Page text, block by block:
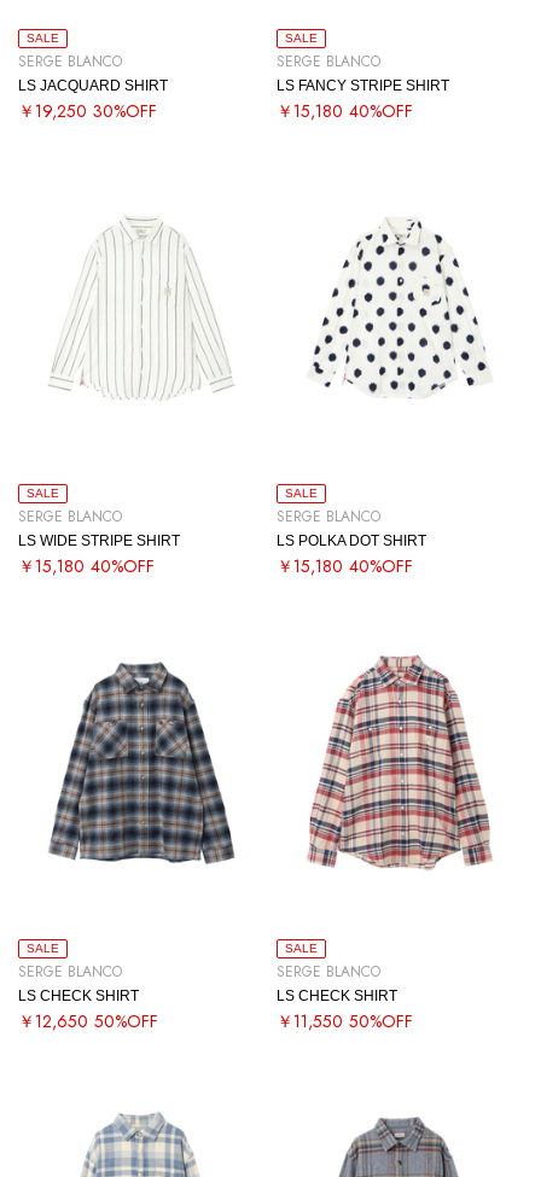
SALE
SERGE BLANCO
LS JACQUARD SHIRT
￥19,250 30%OFF
SALE
SERGE BLANCO
LS FANCY STRIPE SHIRT
￥15,180 40%OFF
SALE
SERGE BLANCO
LS WIDE STRIPE SHIRT
￥15,180 40%OFF
SALE
SERGE BLANCO
LS POLKA DOT SHIRT
￥15,180 40%OFF
SALE
SERGE BLANCO
LS CHECK SHIRT
￥12,650 50%OFF
SALE
SERGE BLANCO
LS CHECK SHIRT
￥11,550 50%OFF